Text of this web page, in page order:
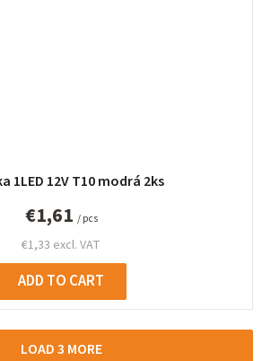
1LED 12V T10 modrá 2ks
€1,33 excl. VAT
€1,61 / pcs
ADD TO CART
LOAD 3 MORE